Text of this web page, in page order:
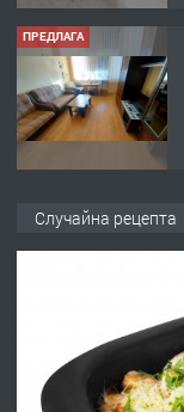
ПРЕДЛАГА
ПРЕДЛАГА
Случайна рецепта